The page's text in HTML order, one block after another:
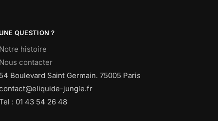
UNE QUESTION ?
Notre histoire
Nous contacter
54 Boulevard Saint Germain. 75005 Paris
jungle.fr
: 01 43 54 26 48